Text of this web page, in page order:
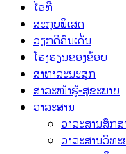
ໄອທີ
ສະກຸບພິເສດ
ວຽກດີຄົນເດັ່ນ
ໂຮງຮຽນຂອງຂ້ອຍ
ສາທາລະນະສຸກ
ສາລະໜ້າຮູ້-ສຸຂະພາບ
ວາລະສານ
ວາລະສານສຶກ
ວາລະສານວິທ